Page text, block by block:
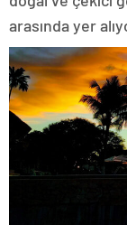
arasında yer